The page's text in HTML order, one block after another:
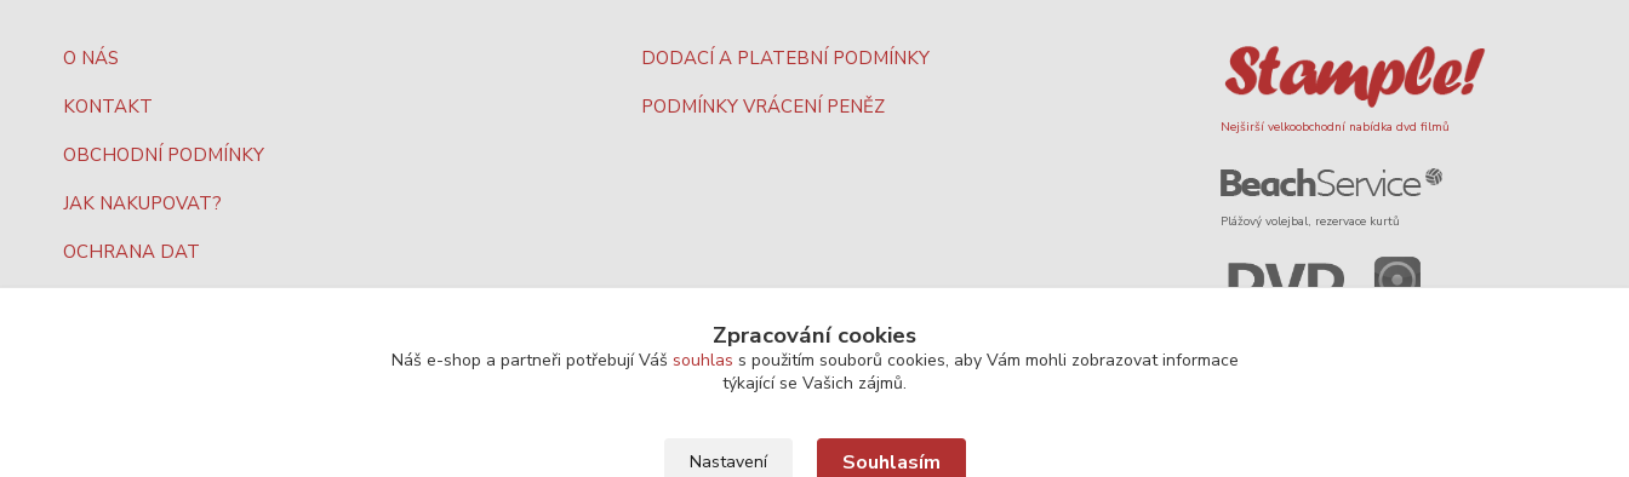
O NÁS
KONTAKT
OBCHODNÍ PODMÍNKY
JAK NAKUPOVAT?
OCHRANA DAT
DODACÍ A PLATEBNÍ PODMÍNKY
PODMÍNKY VRÁCENÍ PENĚZ
Nejširší velkoobchodní nabídka dvd filmů
Plážový volejbal, rezervace kurtů
Zpracování cookies
Náš e-shop a partneři potřebují Váš souhlas s použitím souborů cookies, aby Vám mohli zobrazovat informace
týkající se Vašich zájmů.
Nastavení Souhlasím